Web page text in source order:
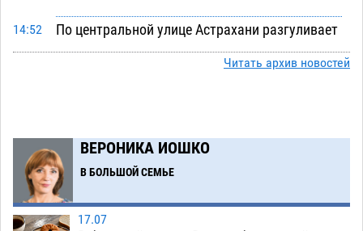
14:52
По центральной улице Астрахани разгуливает
павлин
10.08 504
13:38
Астраханская птицефабрика ответит рублем
за каждый день просрочки судебного
решения
Читать архив новостей
ВЕРОНИКА ИОШКО
В БОЛЬШОЙ СЕМЬЕ
17.07